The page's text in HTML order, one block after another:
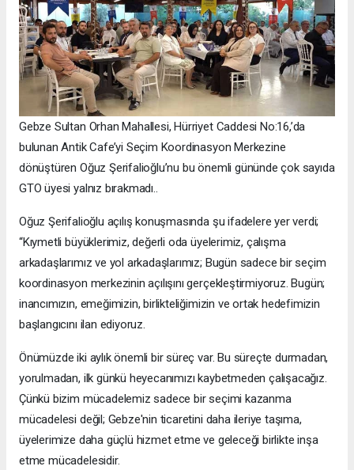
Gebze Sultan Orhan Mahallesi, Hürriyet Caddesi No:16,’da
bulunan Antik Cafe’yi Seçim Koordinasyon Merkezine
dönüştüren Oğuz Şerifalioğlu’nu bu önemli gününde çok sayıda
GTO üyesi yalnız bırakmadı..
Oğuz Şerifalioğlu açılış konuşmasında şu ifadelere yer verdi;
“Kıymetli büyüklerimiz, değerli oda üyelerimiz, çalışma
arkadaşlarımız ve yol arkadaşlarımız; Bugün sadece bir seçim
koordinasyon merkezinin açılışını gerçekleştirmiyoruz. Bugün;
inancımızın, emeğimizin, birlikteliğimizin ve ortak hedefimizin
başlangıcını ilan ediyoruz.
Önümüzde iki aylık önemli bir süreç var. Bu süreçte durmadan,
yorulmadan, ilk günkü heyecanımızı kaybetmeden çalışacağız.
Çünkü bizim mücadelemiz sadece bir seçimi kazanma
mücadelesi değil; Gebze'nin ticaretini daha ileriye taşıma,
üyelerimize daha güçlü hizmet etme ve geleceği birlikte inşa
etme mücadelesidir.